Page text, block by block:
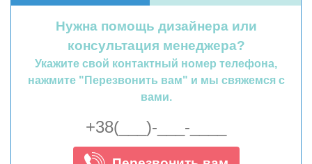
Нужна помощь дизайнера или
консультация менеджера?
Укажите свой контактный номер телефона,
нажмите "Перезвонить вам" и мы свяжемся с
вами.